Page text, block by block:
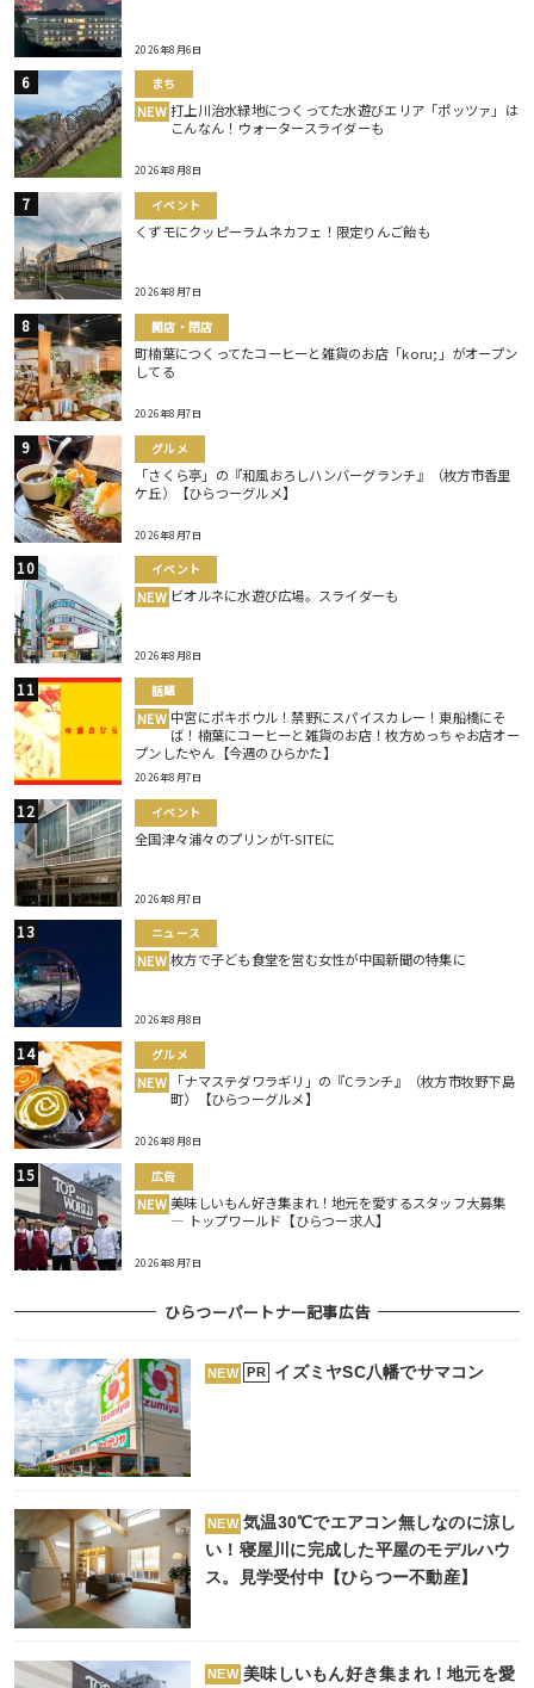
2026年8月6日
まち
NEW 打上川治水緑地につくってた水遊びエリア「ポッツァ」は
こんなん！ウォータースライダーも
2026年8月8日
イベント
くずモにクッピーラムネカフェ！限定りんご飴も
2026年8月7日
開店・閉店
町楠葉につくってたコーヒーと雑貨のお店「koru;」がオープン
してる
2026年8月7日
グルメ
「さくら亭」の『和風おろしハンバーグランチ』（枚方市香里
ケ丘）【ひらつーグルメ】
2026年8月7日
イベント
NEW ビオルネに水遊び広場。スライダーも
2026年8月8日
話題
NEW 中宮にポキボウル！禁野にスパイスカレー！東船橋にそ
ば！楠葉にコーヒーと雑貨のお店！枚方めっちゃお店オー
プンしたやん【今週のひらかた】
2026年8月7日
イベント
全国津々浦々のプリンがT-SITEに
2026年8月7日
ニュース
NEW 枚方で子ども食堂を営む女性が中国新聞の特集に
2026年8月8日
グルメ
NEW
「ナマステダワラギリ」の『Cランチ』（枚方市牧野下島
町）【ひらつーグルメ】
2026年8月8日
広告
NEW 美味しいもん好き集まれ！地元を愛するスタッフ大募集
― トップワールド【ひらつー求人】
2026年8月7日
ひらつーパートナー記事広告
NEW PR イズミヤSC八幡でサマコン
NEW 気温30℃でエアコン無しなのに涼し
い！寝屋川に完成した平屋のモデルハウ
ス。見学受付中【ひらつー不動産】
NEW 美味しいもん好き集まれ！地元を愛